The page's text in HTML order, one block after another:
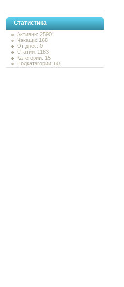
Статистика
Активни: 25901
Чакащи: 168
От днес: 0
Статии: 1183
Категории: 15
Подкатегории: 60